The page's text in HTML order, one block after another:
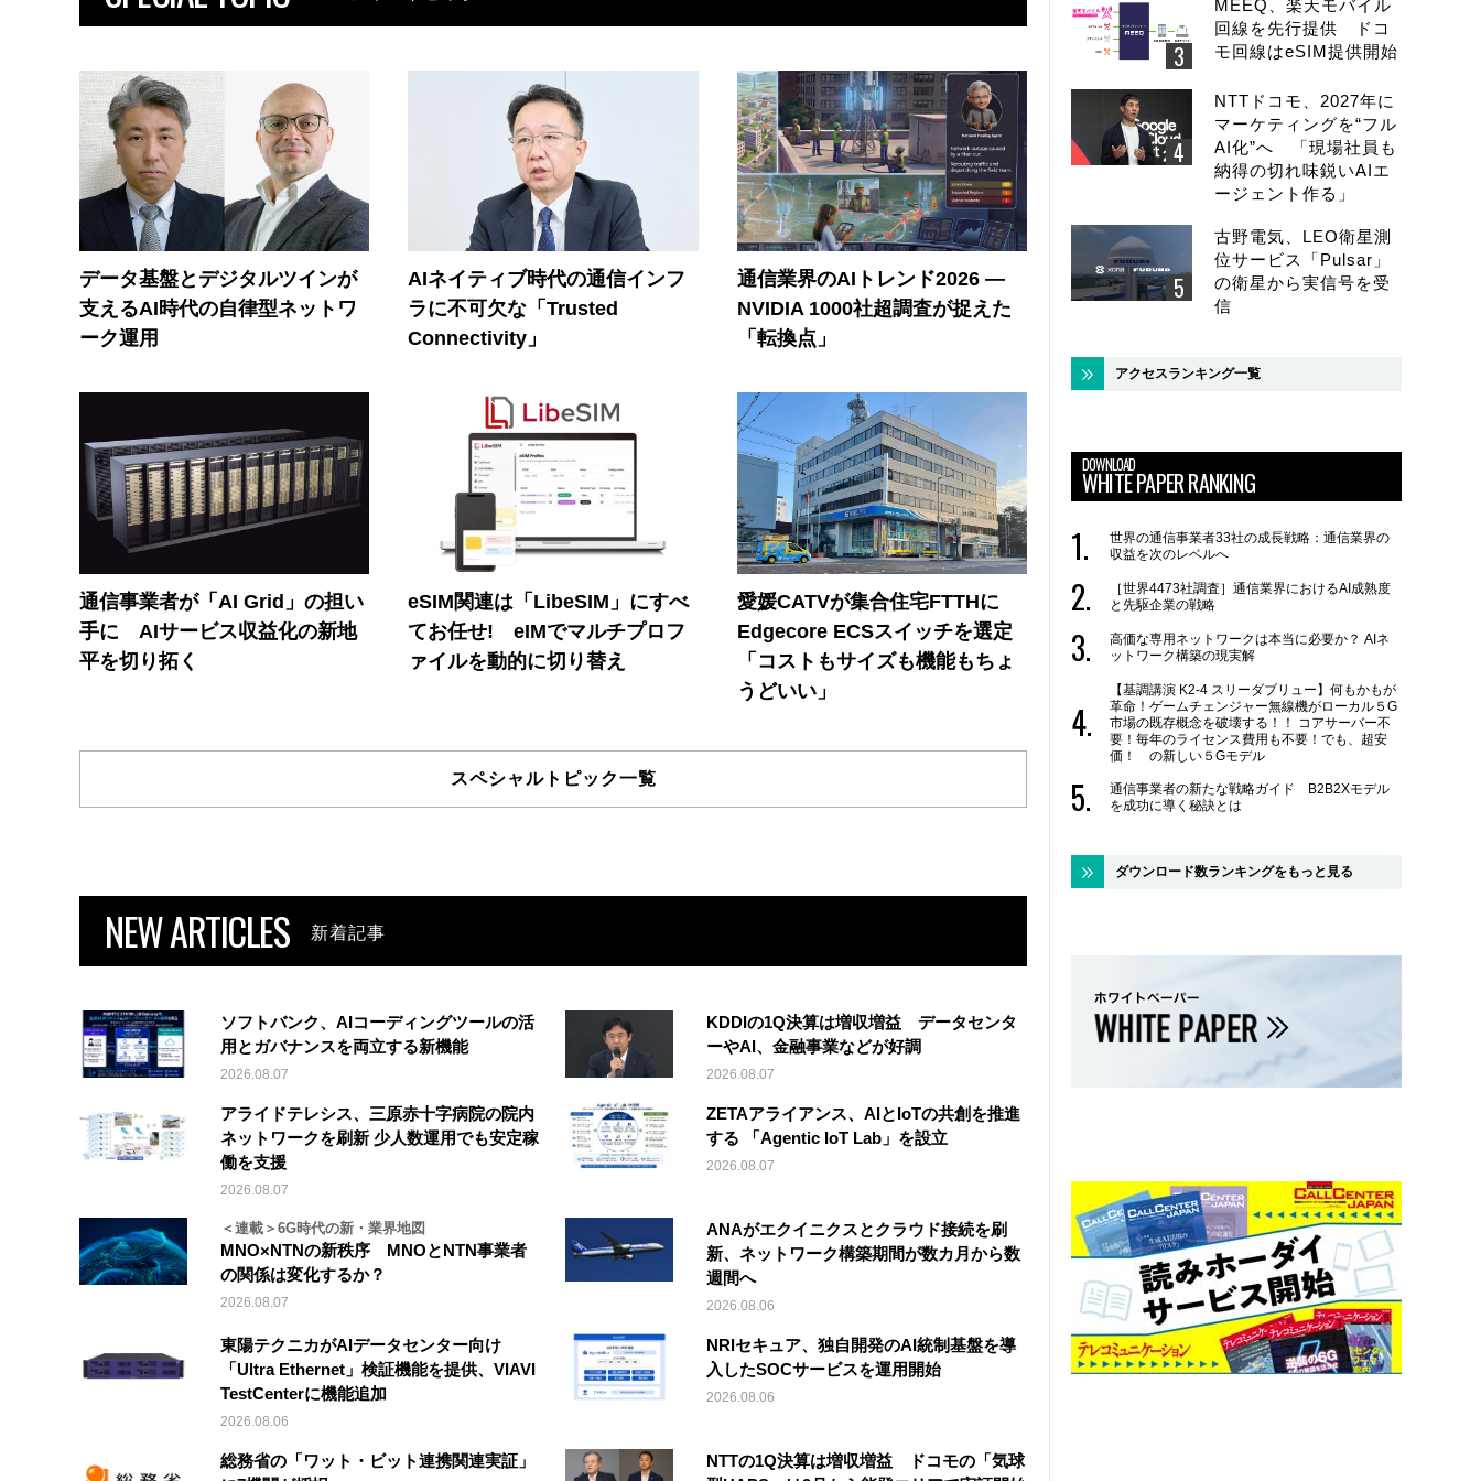
データ基盤とデジタルツインが
支えるAI時代の自律型ネットワ
ーク運用
AIネイティブ時代の通信インフ
ラに不可欠な「Trusted
Connectivity」
通信業界のAIトレンド2026 ―
NVIDIA 1000社超調査が捉えた
「転換点」
通信事業者が「AI Grid」の担い
手に AIサービス収益化の新地
平を切り拓く
eSIM関連は「LibeSIM」にすべ
てお任せ! eIMでマルチプロフ
ァイルを動的に切り替え
愛媛CATVが集合住宅FTTHに
Edgecore ECSスイッチを選定
「コストもサイズも機能もちょ
うどいい」
スペシャルトピック一覧
NEW ARTICLES 新着記事
ソフトバンク、AIコーディングツールの活
用とガバナンスを両立する新機能
2026.08.07
KDDIの1Q決算は増収増益 データセンタ
ーやAI、金融事業などが好調
2026.08.07
アライドテレシス、三原赤十字病院の院内
ネットワークを刷新 少人数運用でも安定稼
働を支援
2026.08.07
ZETAアライアンス、AIとIoTの共創を推進
する 「Agentic IoT Lab」を設立
2026.08.07
＜連載＞6G時代の新・業界地図
MNO×NTNの新秩序 MNOとNTN事業者
の関係は変化するか？
2026.08.07
ANAがエクイニクスとクラウド接続を刷
新、ネットワーク構築期間が数カ月から数
週間へ
2026.08.06
東陽テクニカがAIデータセンター向け
「Ultra Ethernet」検証機能を提供、VIAVI
TestCenterに機能追加
2026.08.06
NRIセキュア、独自開発のAI統制基盤を導
入したSOCサービスを運用開始
2026.08.06
総務省の「ワット・ビット連携関連実証」
NTTの1Q決算は増収増益 ドコモの「気球
MEEQ、楽天モバイル
回線を先行提供 ドコ
モ回線はeSIM提供開始
NTTドコモ、2027年に
マーケティングを“フル
AI化”へ 「現場社員も
納得の切れ味鋭いAIエ
ージェント作る」
古野電気、LEO衛星測
位サービス「Pulsar」
の衛星から実信号を受
信
アクセスランキング一覧
DOWNLOAD
WHITE PAPER RANKING
世界の通信事業者33社の成長戦略：通信業界の
収益を次のレベルへ
［世界4473社調査］通信業界におけるAI成熟度
と先駆企業の戦略
高価な専用ネットワークは本当に必要か？ AIネ
ットワーク構築の現実解
【基調講演 K2-4 スリーダブリュー】何もかもが
革命！ゲームチェンジャー無線機がローカル５G
市場の既存概念を破壊する！！ コアサーバー不
要！毎年のライセンス費用も不要！でも、超安
価！ の新しい５Gモデル
通信事業者の新たな戦略ガイド B2B2Xモデル
を成功に導く秘訣とは
ダウンロード数ランキングをもっと見る